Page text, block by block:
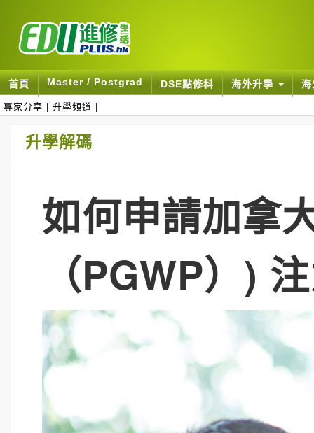
首頁 Master / Postgrad DSE點修科 海外升學
專家分享 升學頻道
升學解碼
如何申請加拿
（PGWP）)